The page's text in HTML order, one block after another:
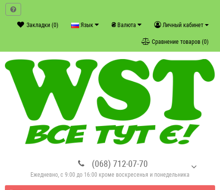
Личный кабинет
₴ Валюта
Язык
Закладки (0)
Сравнение товаров (0)
(068) 712-07-70
Ежедневно, с 9:00 до 16:00 кроме воскресенья и понедельника